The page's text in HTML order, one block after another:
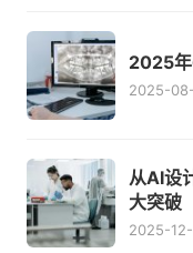
2025
2025-
从AI设
大突破
2025-